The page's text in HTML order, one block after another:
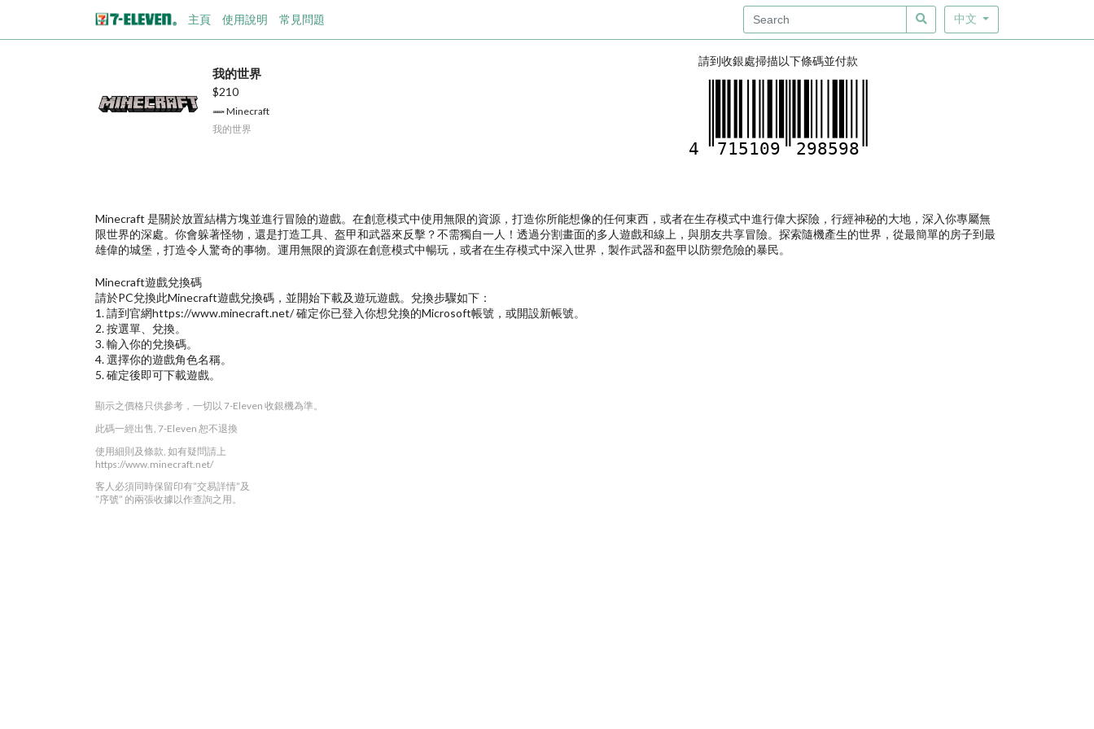
主頁 使用說明 常見問題 中文
我的世界
$210
Minecraft
我的世界
請到收銀處掃描以下條碼並付款
4 715109 298598
Minecraft 是關於放置結構方塊並進行冒險的遊戲。在創意模式中使用無限的資源，打造你所能想像的任何東西，或者在生存模式中進行偉大探險，行經神秘的大地，深入你專屬無
限世界的深處。你會躲著怪物，還是打造工具、盔甲和武器來反擊？不需獨自一人！透過分割畫面的多人遊戲和線上，與朋友共享冒險。探索隨機產生的世界，從最簡單的房子到最
雄偉的城堡，打造令人驚奇的事物。運用無限的資源在創意模式中暢玩，或者在生存模式中深入世界，製作武器和盔甲以防禦危險的暴民。
Minecraft遊戲兌換碼
請於PC兌換此Minecraft遊戲兌換碼，並開始下載及遊玩遊戲。兌換步驟如下：
1. 請到官網https://www.minecraft.net/ 確定你已登入你想兌換的Microsoft帳號，或開設新帳號。
2. 按選單、兌換。
3. 輸入你的兌換碼。
4. 選擇你的遊戲角色名稱。
5. 確定後即可下載遊戲。
顯示之價格只供參考，一切以 7-Eleven 收銀機為準。
此碼一經出售, 7-Eleven 恕不退換
使用細則及條款, 如有疑問請上
https://www.minecraft.net/
客人必須同時保留印有”交易詳情”及
”序號” 的兩張收據以作查詢之用。